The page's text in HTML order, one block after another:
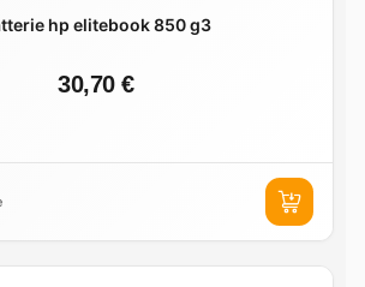
hp elitebook 850 g3
30,70 €